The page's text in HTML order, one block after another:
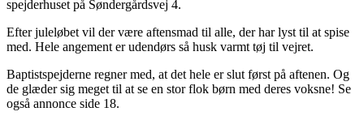
spejderhuset på Søndergårdsvej 4.
Efter juleløbet vil der være aftensmad til alle, der har lyst til at spise
med. Hele angement er udendørs så husk varmt tøj til vejret.
Baptistspejderne regner med, at det hele er slut først på aftenen. Og
de glæder sig meget til at se en stor flok børn med deres voksne! Se
også annonce side 18.